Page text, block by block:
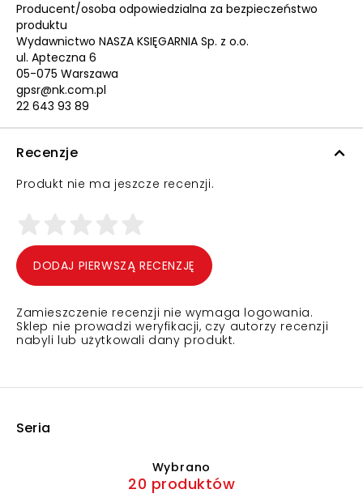
Producent/osoba odpowiedzialna za bezpieczeństwo
produktu
Wydawnictwo NASZA KSIĘGARNIA Sp. z o.o.
ul. Apteczna 6
05-075 Warszawa
gpsr@nk.com.pl
22 643 93 89
Recenzje
Produkt nie ma jeszcze recenzji.
DODAJ PIERWSZĄ RECENZJĘ
Zamieszczenie recenzji nie wymaga logowania.
Sklep nie prowadzi weryfikacji, czy autorzy recenzji
nabyli lub użytkowali dany produkt.
Seria
Wybrano
20 produktów